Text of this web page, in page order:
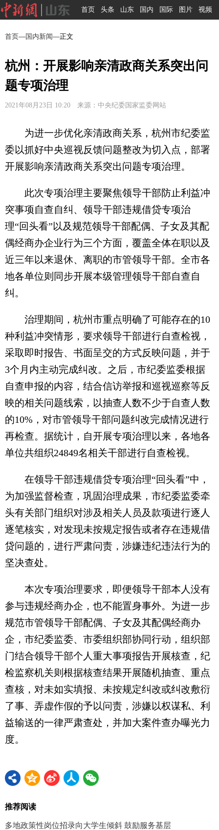
首页 头条 山东 国内 国际 图片 视频
首页— 国内新闻—正文
杭州：开展影响亲清政商关系突出问
题专项治理
2021年08月23日 10:20 来源：中央纪委国家监委网站
为进一步优化亲清政商关系，杭州市纪委监
委以抓好中央巡视反馈问题整改为切入点，部署
开展影响亲清政商关系突出问题专项治理。
此次专项治理主要聚焦领导干部防止利益冲
突事项自查自纠、领导干部违规借贷专项治
理“回头看”以及规范领导干部配偶、子女及其配
偶经商办企业行为三个方面，覆盖全体在职以及
近三年以来退休、离职的市管领导干部。全市各
地各单位则同步开展本级管理领导干部自查自
纠。
治理期间，杭州市重点明确了可能存在的10
种利益冲突情形，要求领导干部进行自查检视，
采取即时报告、书面呈交的方式反映问题，并于
3个月内主动完成纠改。之后，市纪委监委根据
自查申报的内容，结合信访举报和巡视巡察等反
映的相关问题线索，以抽查人数不少于自查人数
的10%，对市管领导干部问题纠改完成情况进行
再检查。据统计，自开展专项治理以来，各地各
单位共组织24849名相关干部进行自查检视。
在领导干部违规借贷专项治理“回头看”中，
为加强监督检查，巩固治理成果，市纪委监委牵
头有关部门组织对涉及相关人员及款项进行逐人
逐笔核实，对发现未按规定报告或者存在违规借
贷问题的，进行严肃问责，涉嫌违纪违法行为的
坚决查处。
本次专项治理要求，即便领导干部本人没有
参与违规经商办企，也不能置身事外。为进一步
规范市管领导干部配偶、子女及其配偶经商办
企，市纪委监委、市委组织部协同行动，组织部
门结合领导干部个人重大事项报告开展核查，纪
检监察机关则根据核查结果开展随机抽查、重点
查核，对未如实填报、未按规定纠改或纠改敷衍
了事、弄虚作假的予以问责，涉嫌以权谋私、利
益输送的一律严肃查处，并加大案件查办曝光力
度。
推荐阅读
多地政策性岗位招录向大学生倾斜 鼓励服务基层